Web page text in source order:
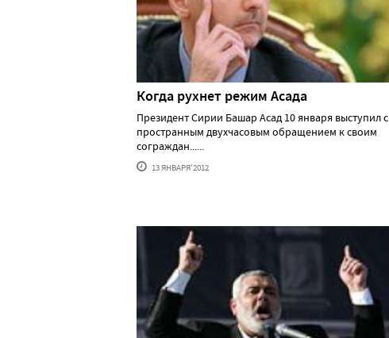
Когда рухнет режим Асада
Президент Сирии Башар Асад 10 января выступил с
пространным двухчасовым обращением к своим
сограждан......
13 ЯНВАРЯ'2012